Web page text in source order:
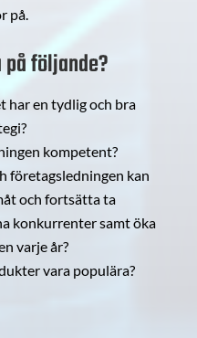
på.
följande?
har en tydlig och bra
kompetent?
företagsledningen kan
och fortsätta ta
konkurrenter samt öka
varje år?
vara populära?